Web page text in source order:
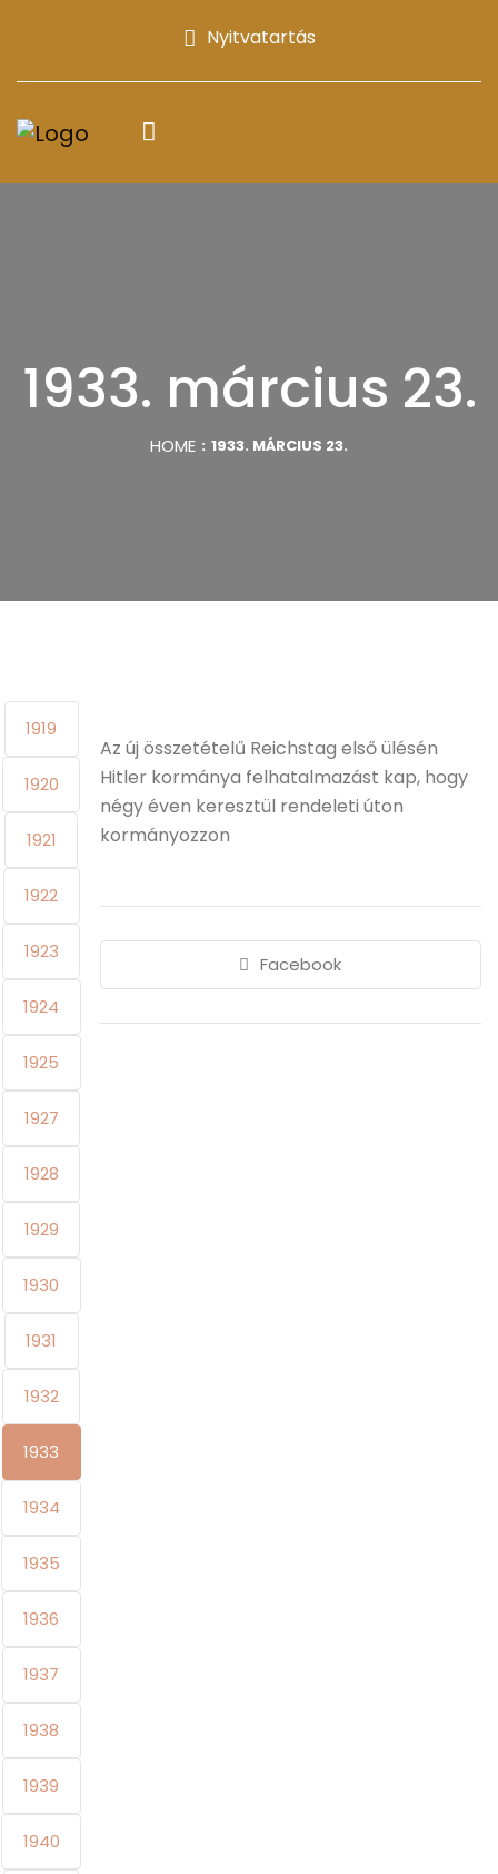
Nyitvatartás
1933. március 23.
HOME 1933. MÁRCIUS 23.
1919
1920
1921
1922
1923
1924
1925
1927
1928
1929
1930
1931
1932
1933
1934
1935
1936
1937
1938
1939
1940
Az új összetételű Reichstag első ülésén
Hitler kormánya felhatalmazást kap, hogy
négy éven keresztül rendeleti úton
kormányozzon
Facebook